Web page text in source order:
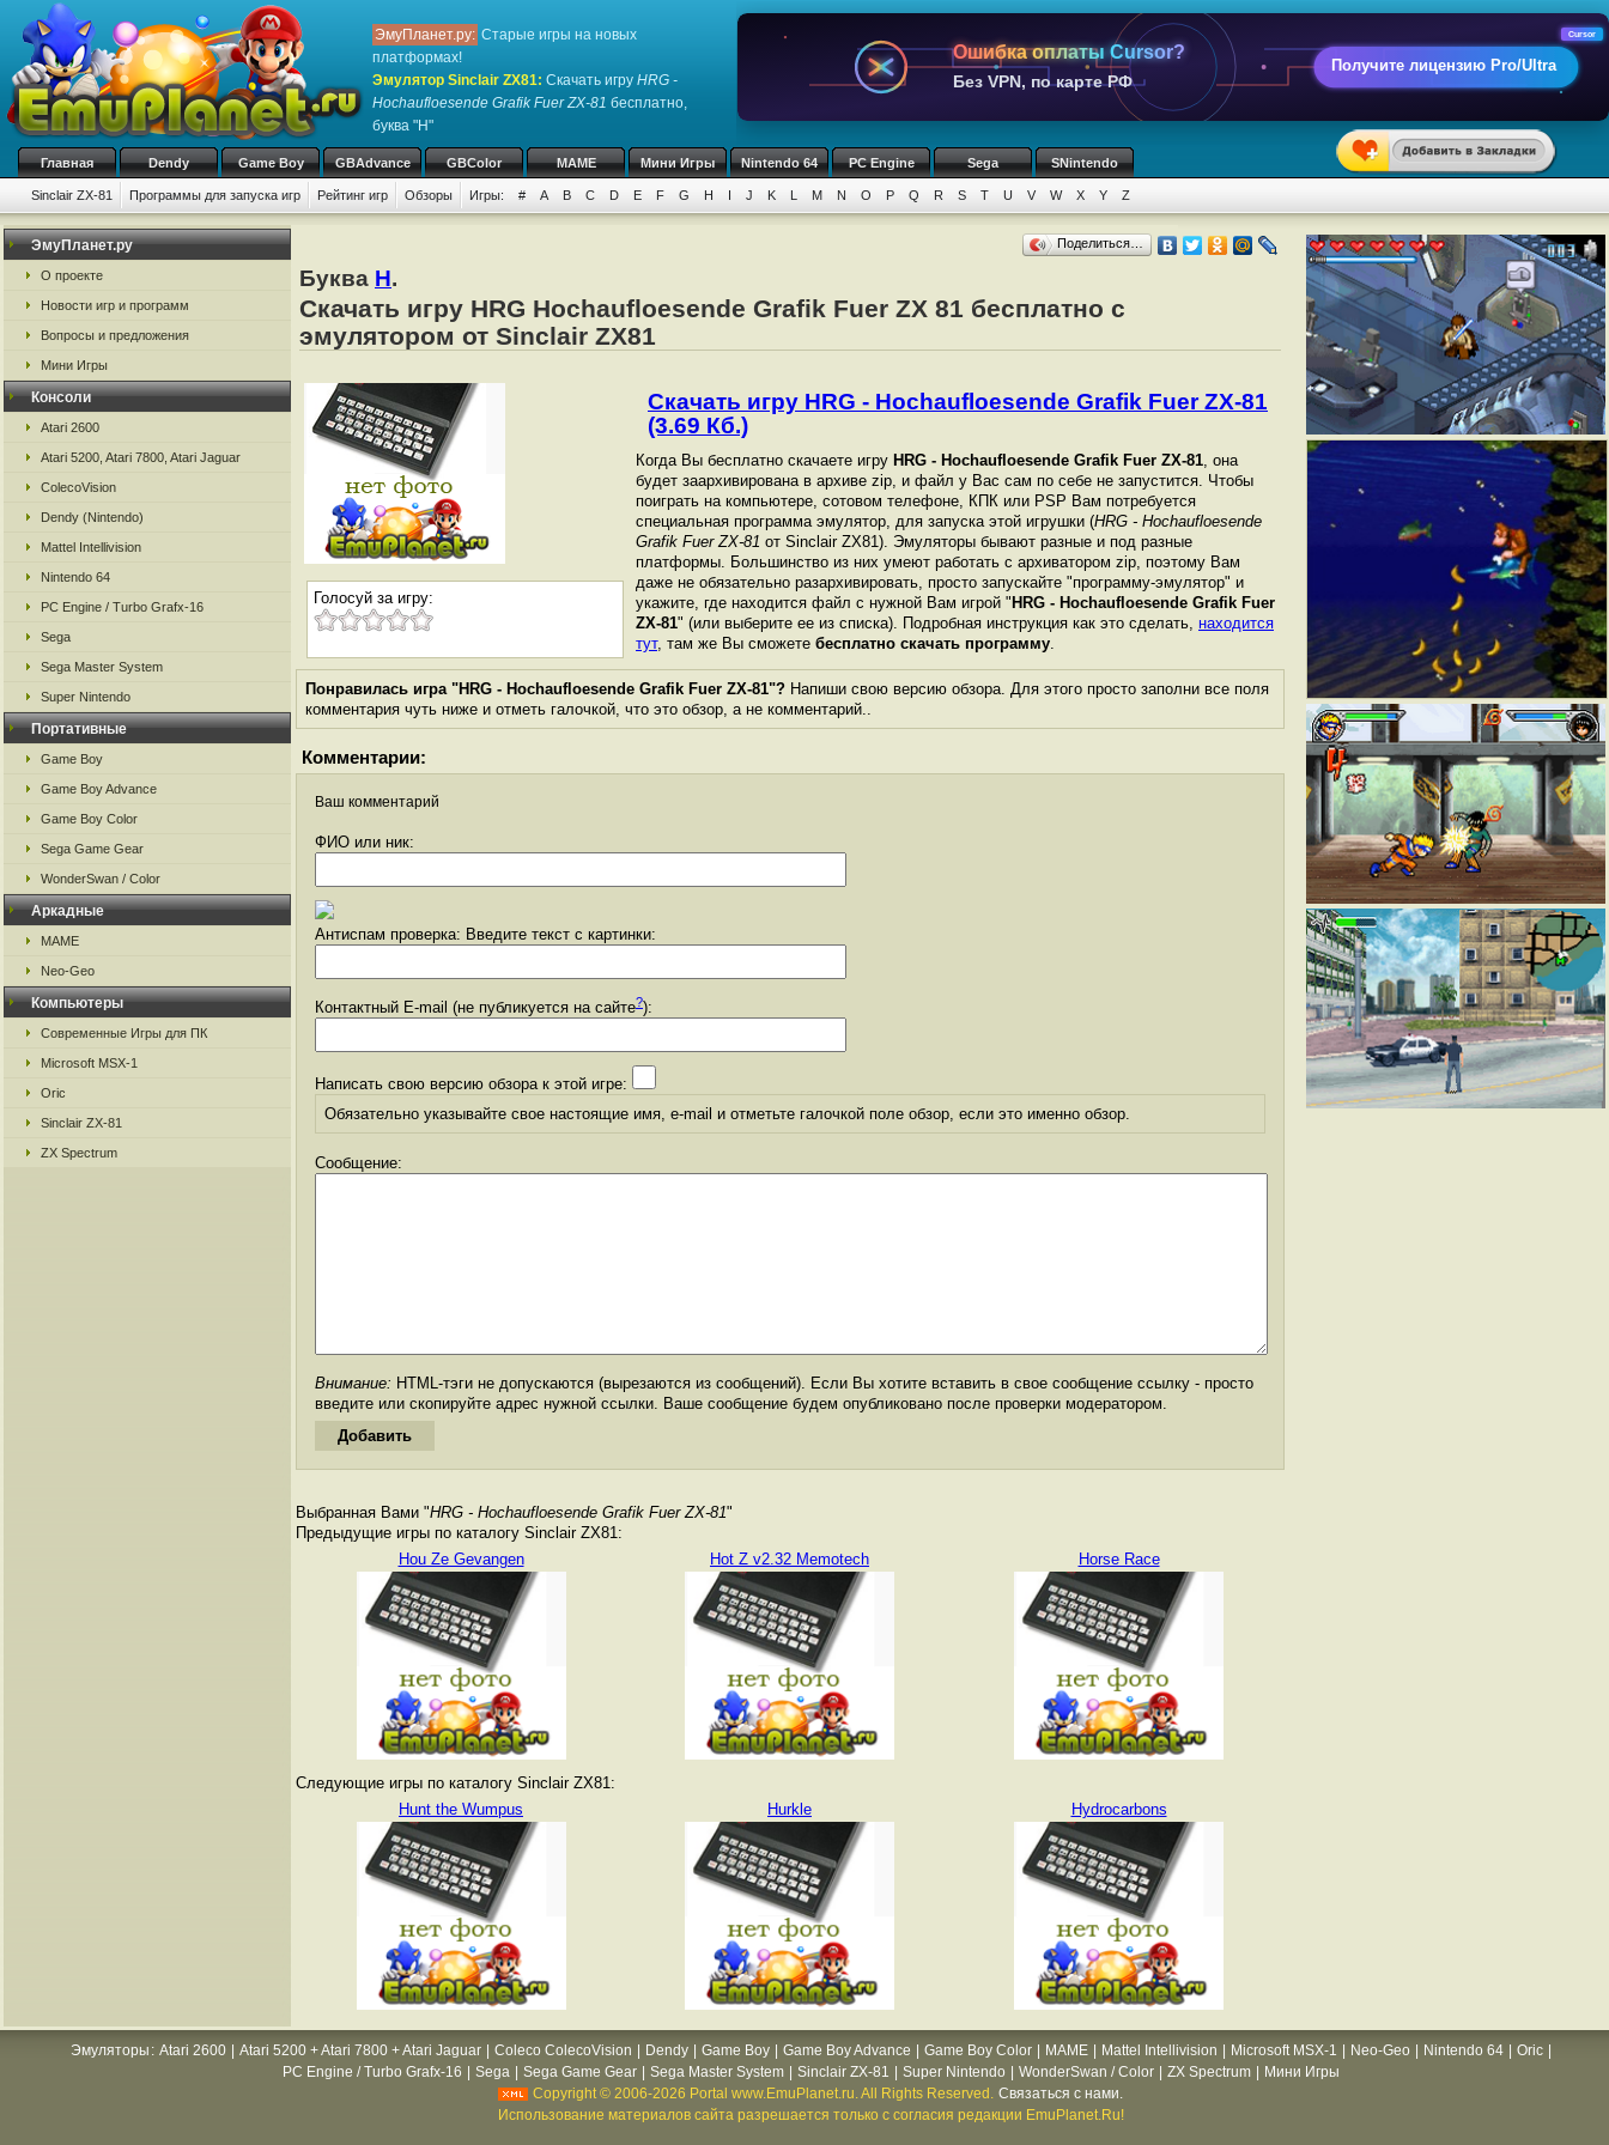
ЭмуПланет.ру: Старые игры на новых
платформах!
Эмулятор Sinclair ZX81: Скачать игру HRG -
Hochaufloesende Grafik Fuer ZX-81 бесплатно,
буква "H"
Ошибка оплаты Cursor?
Без VPN, по карте РФ
Получите лицензию Pro/Ultra
Cursor
Главная Dendy Game Boy GBAdvance GBColor MAME Мини Игры Nintendo 64 PC Engine Sega SNintendo
Sinclair ZX-81 Программы для запуска игр Рейтинг игр Обзоры Игры: # A B C D E F G H I J K L M N O P Q R S T U V W X Y Z
ЭмуПланет.ру
О проекте
Новости игр и программ
Вопросы и предложения
Мини Игры
Консоли
Atari 2600
Atari 5200, Atari 7800, Atari Jaguar
ColecoVision
Dendy (Nintendo)
Mattel Intellivision
Nintendo 64
PC Engine / Turbo Grafx-16
Sega
Sega Master System
Super Nintendo
Портативные
Game Boy
Game Boy Advance
Game Boy Color
Sega Game Gear
WonderSwan / Color
Аркадные
MAME
Neo-Geo
Компьютеры
Современные Игры для ПК
Microsoft MSX-1
Oric
Sinclair ZX-81
ZX Spectrum
Поделиться…
Буква H.
Скачать игру HRG Hochaufloesende Grafik Fuer ZX 81 бесплатно с
эмулятором от Sinclair ZX81
Голосуй за игру:
Скачать игру HRG - Hochaufloesende Grafik Fuer ZX-81
(3.69 Кб.)
Когда Вы бесплатно скачаете игру HRG - Hochaufloesende Grafik Fuer ZX-81, она
будет заархивирована в архиве zip, и файл у Вас сам по себе не запустится. Чтобы
поиграть на компьютере, сотовом телефоне, КПК или PSP Вам потребуется
специальная программа эмулятор, для запуска этой игрушки (HRG - Hochaufloesende
Grafik Fuer ZX-81 от Sinclair ZX81). Эмуляторы бывают разные и под разные
платформы. Большинство из них умеют работать с архиватором zip, поэтому Вам
даже не обязательно разархивировать, просто запускайте "программу-эмулятор" и
укажите, где находится файл с нужной Вам игрой " HRG - Hochaufloesende Grafik Fuer
ZX-81" (или выберите ее из списка). Подробная инструкция как это сделать, находится
тут, там же Вы сможете бесплатно скачать программу.
Понравилась игра "HRG - Hochaufloesende Grafik Fuer ZX-81"? Напиши свою версию обзора. Для этого просто заполни все поля
комментария чуть ниже и отметь галочкой, что это обзор, а не комментарий..
Комментарии:
Ваш комментарий
ФИО или ник:
Антиспам проверка: Введите текст с картинки:
Контактный E-mail (не публикуется на сайте?):
Написать свою версию обзора к этой игре:
Обязательно указывайте свое настоящие имя, e-mail и отметьте галочкой поле обзор, если это именно обзор.
Сообщение:
Внимание: HTML-тэги не допускаются (вырезаются из сообщений). Если Вы хотите вставить в свое сообщение ссылку - просто
введите или скопируйте адрес нужной ссылки. Ваше сообщение будем опубликовано после проверки модератором.
Выбранная Вами "HRG - Hochaufloesende Grafik Fuer ZX-81"
Предыдущие игры по каталогу Sinclair ZX81:
Hou Ze Gevangen
Hot Z v2.32 Memotech Horse Race
Следующие игры по каталогу Sinclair ZX81:
Hunt the Wumpus
Hurkle Hydrocarbons
Эмуляторы : Atari 2600 Atari 5200 + Atari 7800 + Atari Jaguar Coleco ColecoVision Dendy Game Boy Game Boy Advance Game Boy Color MAME Mattel Intellivision Microsoft MSX-1 Neo-Geo Nintendo 64 Oric
PC Engine / Turbo Grafx-16
Sega Sega Game Gear Sega Master System Sinclair ZX-81 Super Nintendo WonderSwan / Color ZX Spectrum
Мини Игры
Copyright © 2006-2026 Portal www.EmuPlanet.ru. All Rights Reserved. Связаться с нами.
Использование материалов сайта разрешается только с согласия редакции EmuPlanet.Ru!